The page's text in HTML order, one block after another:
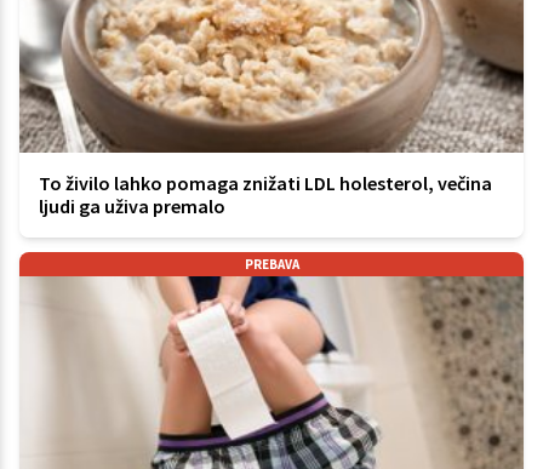
To živilo lahko pomaga znižati LDL holesterol, večina
ljudi ga uživa premalo
PREBAVA